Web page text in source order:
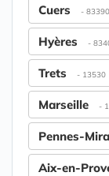
Cuers - 83390
Hyères -
Trets - 13530
Marseille -
Pennes-
Aix-en-